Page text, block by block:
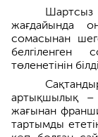
жағдайында
сомасынан
төленетінін
артықшылық –
жағынан
тартымды